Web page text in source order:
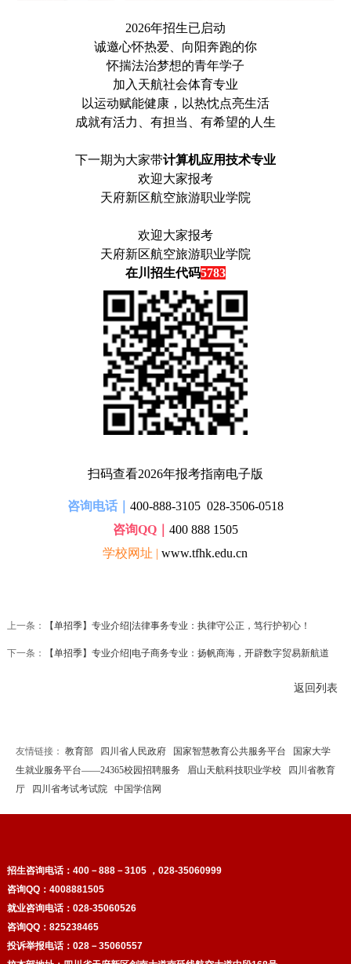
2026年招生已启动
诚邀心怀热爱、向阳奔跑的你
怀揣法治梦想的青年学子
加入天航社会体育专业
以运动赋能健康，以热忱点亮生活
成就有活力、有担当、有希望的人生
下一期为大家带计算机应用技术专业
欢迎大家报考
天府新区航空旅游职业学院
欢迎大家报考
天府新区航空旅游职业学院
在川招生代码5783
扫码查看2026年报考指南电子版
咨询电话｜ 400-888-3105 028-3506-0518
咨询QQ｜ 400 888 1505
学校网址 |www.tfhk.edu.cn
上一条： 【单招季】专业介绍|法律事务专业：执律守公正，笃行护初心！
下一条： 【单招季】专业介绍|电子商务专业：扬帆商海，开辟数字贸易新航道
返回列表
友情链接： 教育部 四川省人民政府 国家智慧教育公共服务平台
国家大学
生就业服务平台——24365校园招聘服务
眉山天航科技职业学校
四川省教育
厅
四川省考试考试院 中国学信网
招生咨询电话： 400－888－3105 ，028-35060999
咨询QQ：4008881505
就业咨询电话：028-35060526
咨询QQ：825238465
投诉举报电话：028－35060557